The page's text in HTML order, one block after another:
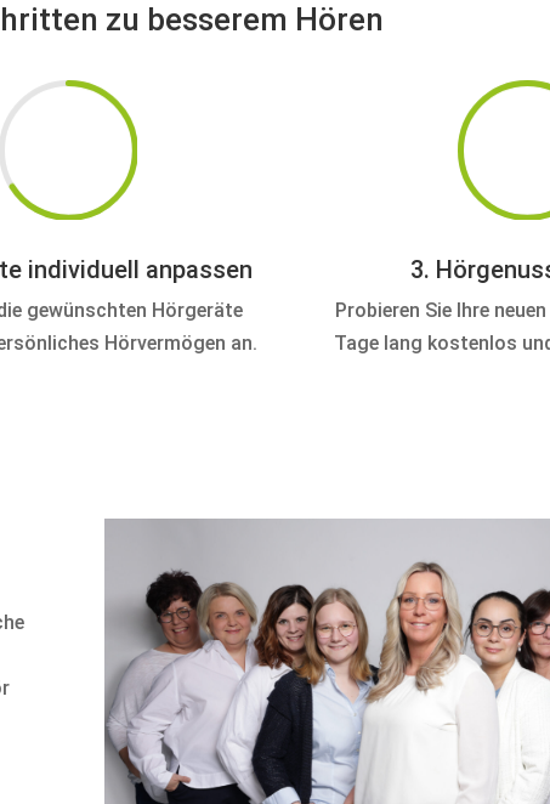
zu besserem Hören
individuell anpassen
gewünschten Hörgeräte
Hörvermögen an.
3.
Probieren Sie Ihre
Tage lang kostenlos